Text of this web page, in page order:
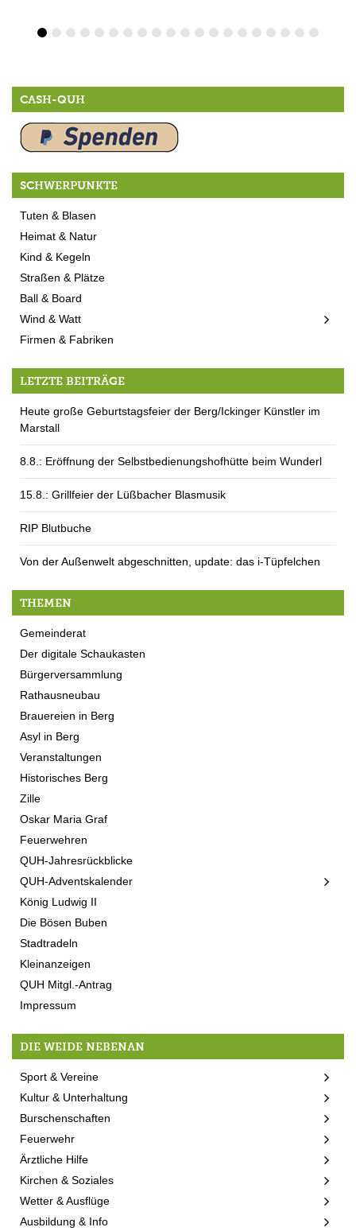
CASH-QUH
SCHWERPUNKTE
Tuten & Blasen
Heimat & Natur
Kind & Kegeln
Straßen & Plätze
Ball & Board
Wind & Watt
Firmen & Fabriken
LETZTE BEITRÄGE
Heute große Geburtstagsfeier der Berg/Ickinger Künstler im
Marstall
8.8.: Eröffnung der Selbstbedienungshofhütte beim Wunderl
15.8.: Grillfeier der Lüßbacher Blasmusik
RIP Blutbuche
Von der Außenwelt abgeschnitten, update: das i-Tüpfelchen
THEMEN
Gemeinderat
Der digitale Schaukasten
Bürgerversammlung
Rathausneubau
Brauereien in Berg
Asyl in Berg
Veranstaltungen
Historisches Berg
Zille
Oskar Maria Graf
Feuerwehren
QUH-Jahresrückblicke
QUH-Adventskalender
König Ludwig II
Die Bösen Buben
Stadtradeln
Kleinanzeigen
QUH Mitgl.-Antrag
Impressum
DIE WEIDE NEBENAN
Sport & Vereine
Kultur & Unterhaltung
Burschenschaften
Feuerwehr
Ärztliche Hilfe
Kirchen & Soziales
Wetter & Ausflüge
Ausbildung & Info